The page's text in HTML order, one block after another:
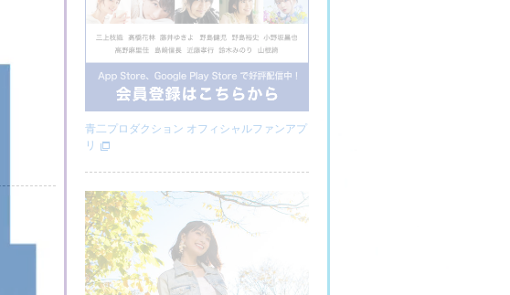
青二プロダクション オフィシャルファンアプ
リ